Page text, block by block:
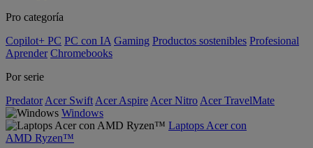
Pro categoría
Copilot+ PC PC con IA Gaming Productos sostenibles Profesional
Aprender Chromebooks
Por serie
Predator Acer Swift Acer Aspire Acer Nitro Acer TravelMate
Windows
Laptops Acer con
AMD Ryzen™